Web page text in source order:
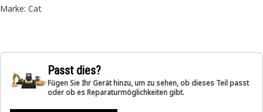
Marke: Cat
Passt dies?
Fügen Sie Ihr Gerät hinzu, um zu sehen, ob dieses Teil passt
oder ob es Reparaturmöglichkeiten gibt.